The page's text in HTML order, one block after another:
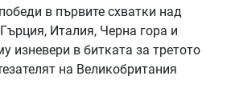
в първите схватки над
Италия, Черна гора и
изневери в битката за третото
на Великобритания